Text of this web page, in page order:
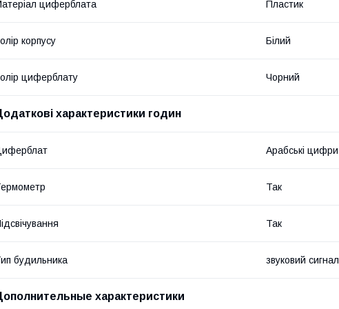
циферблата Пластик
корпусу Білий
циферблату Чорний
характеристики годин
Арабські цифри
Так
Так
будильника звуковий сигнал
характеристики